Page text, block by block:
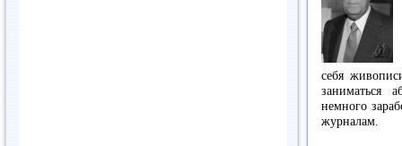
себя
заниматься
немного
журналам.